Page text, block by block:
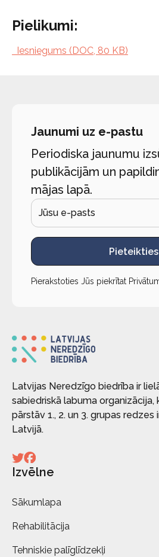
Pielikumi:
Iesniegums (DOC, 80 KB)
Jaunumi uz e-pastu
Periodiska jaunumu
publikācijām un
mājas lapā.
Pieteikties
Pierakstoties Jūs piekrītat
Latvijas Neredzīgo biedrība ir
sabiedriskā labuma organizācija,
pārstāv 1., 2. un 3. grupas
Latvijā.
Izvēlne
Sākumlapa
Rehabilitācija
Tehniskie palīglīdzekļi